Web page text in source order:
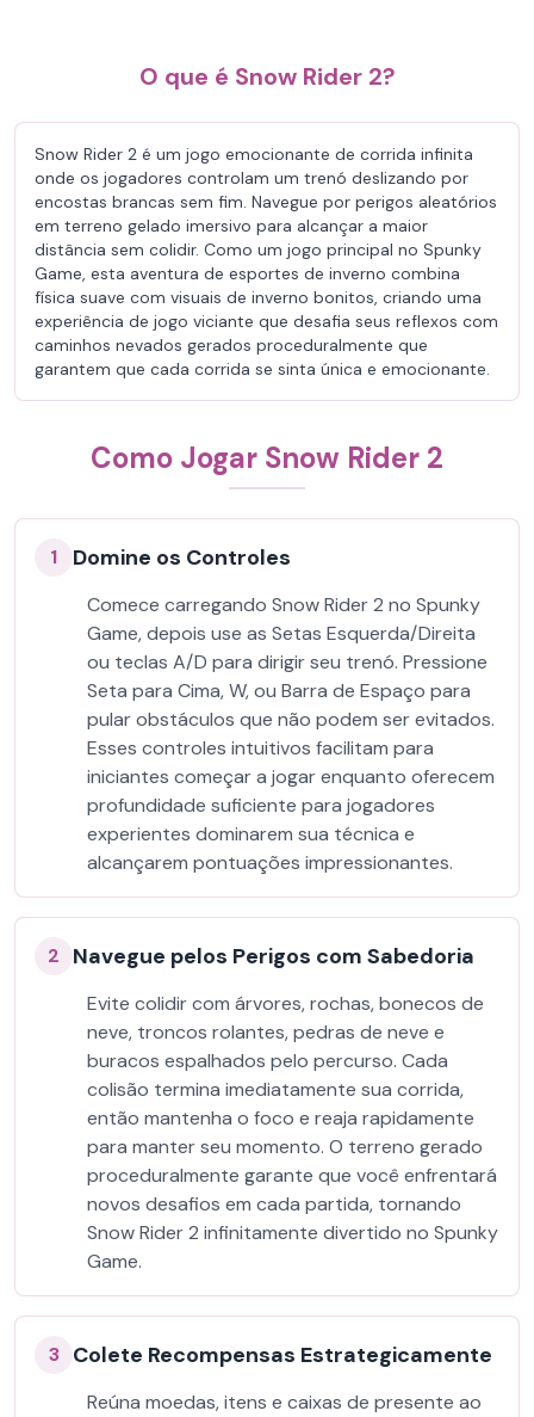
O que é Snow Rider 2?
Snow Rider 2 é um jogo emocionante de corrida infinita
onde os jogadores controlam um trenó deslizando por
encostas brancas sem fim. Navegue por perigos aleatórios
em terreno gelado imersivo para alcançar a maior
distância sem colidir. Como um jogo principal no Spunky
Game, esta aventura de esportes de inverno combina
física suave com visuais de inverno bonitos, criando uma
experiência de jogo viciante que desafia seus reflexos com
caminhos nevados gerados proceduralmente que
garantem que cada corrida se sinta única e emocionante.
Como Jogar Snow Rider 2
1 Domine os Controles
Comece carregando Snow Rider 2 no Spunky
Game, depois use as Setas Esquerda/Direita
ou teclas A/D para dirigir seu trenó. Pressione
Seta para Cima, W, ou Barra de Espaço para
pular obstáculos que não podem ser evitados.
Esses controles intuitivos facilitam para
iniciantes começar a jogar enquanto oferecem
profundidade suficiente para jogadores
experientes dominarem sua técnica e
alcançarem pontuações impressionantes.
2 Navegue pelos Perigos com Sabedoria
Evite colidir com árvores, rochas, bonecos de
neve, troncos rolantes, pedras de neve e
buracos espalhados pelo percurso. Cada
colisão termina imediatamente sua corrida,
então mantenha o foco e reaja rapidamente
para manter seu momento. O terreno gerado
proceduralmente garante que você enfrentará
novos desafios em cada partida, tornando
Snow Rider 2 infinitamente divertido no Spunky
Game.
3 Colete Recompensas Estrategicamente
Reúna moedas, itens e caixas de presente ao